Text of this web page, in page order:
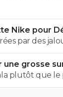
Nike pour
par des
des
une grosse
plutôt que